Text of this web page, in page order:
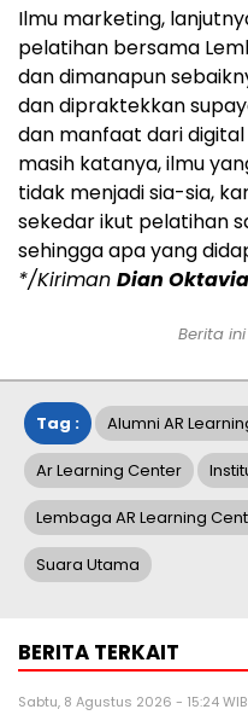
Ilmu marketing,
pelatihan bersama
dan dimanapun
dan dipraktekkan
dan manfaat dari digital
masih katanya, ilmu
tidak menjadi sia-sia,
sekedar ikut pelatihan
sehingga apa yang
*/Kiriman Dian
Berita ini
Tag : Alumni AR
Ar Learning Center
Lembaga AR Learning
Suara Utama
BERITA TERKAIT
Sabtu, 8 Agustus 2026 - 15:24 WIB